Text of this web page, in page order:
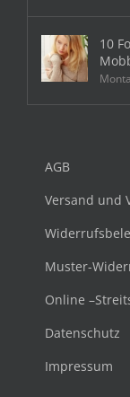
10
AGB
Versand und
Muster-
Online
Datenschutz
Impressum